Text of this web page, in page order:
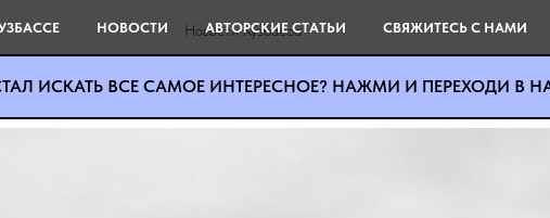
Новости Кузбасса
причины
НОВОСТИ АВТОРСКИЕ СТАТЬИ СВЯЖИТЕСЬ С НАМИ
ИСКАТЬ ВСЕ САМОЕ ИНТЕРЕСНОЕ? НАЖМИ И ПЕРЕХОДИ В